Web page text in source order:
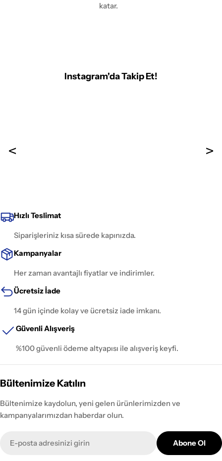
katar.
Instagram'da Takip Et!
Hızlı Teslimat
Siparişleriniz kısa sürede kapınızda.
Kampanyalar
Her zaman avantajlı fiyatlar ve indirimler.
Ücretsiz İade
14 gün içinde kolay ve ücretsiz iade imkanı.
Güvenli Alışveriş
%100 güvenli ödeme altyapısı ile alışveriş keyfi.
Bültenimize Katılın
Bültenimize kaydolun, yeni gelen ürünlerimizden ve
kampanyalarımızdan haberdar olun.
posta
Abone Ol